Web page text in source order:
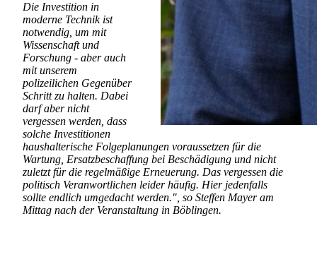
Die Investition in
moderne Technik ist
notwendig, um mit
Wissenschaft und
Forschung - aber auch
mit unserem
polizeilichen Gegenüber
Schritt zu halten. Dabei
darf aber nicht
vergessen werden, dass
solche Investitionen
haushalterische Folgeplanungen voraussetzen für die
Wartung, Ersatzbeschaffung bei Beschädigung und nicht
zuletzt für die regelmäßige Erneuerung. Das vergessen die
politisch Veranwortlichen leider häufig. Hier jedenfalls
sollte endlich umgedacht werden.", so Steffen Mayer am
Mittag nach der Veranstaltung in Böblingen.